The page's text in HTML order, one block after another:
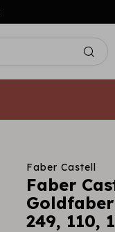
Faber Castell
Faber
249, 110,